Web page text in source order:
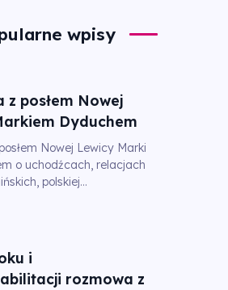
wpisy
z posłem Nowej
Dyduchem
Nowej Lewicy Marki
o uchodźcach, relacjach
polskiej...
i
rozmowa z